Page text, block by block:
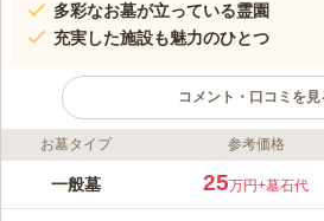
多彩なお墓が立っている霊園
充実した施設も魅力のひとつ
コメント・口コミを見
ライフドット編集部のコメント
谷山菊池城跡地に造られた霊園で
お墓タイプ 参考価格
一般墓 25万円+墓石代